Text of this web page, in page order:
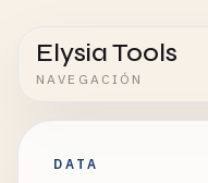
Elysia Tools
NAVEGACIÓN
DATA